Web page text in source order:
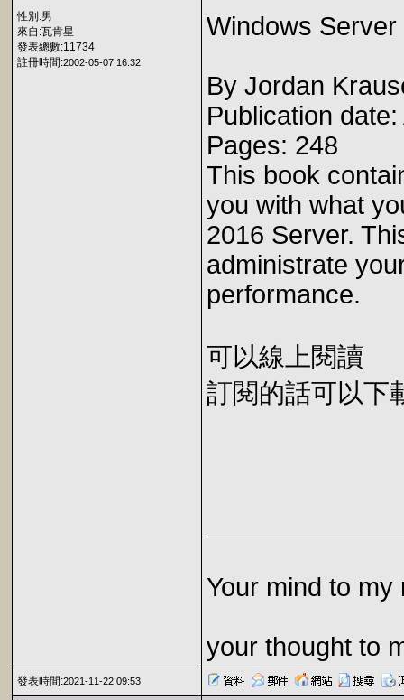
性別:男
來自:瓦肯星
發表總數:11734
註冊時間:2002-05-07 16:32
Windows
By Jordan
Publication
Pages: 248
This book
you with what
2016 Server.
administrate
performance.
可以線上閱讀
訂閱的話可以下
Your mind to my
your thought to
發表時間:2021-11-22 09:53